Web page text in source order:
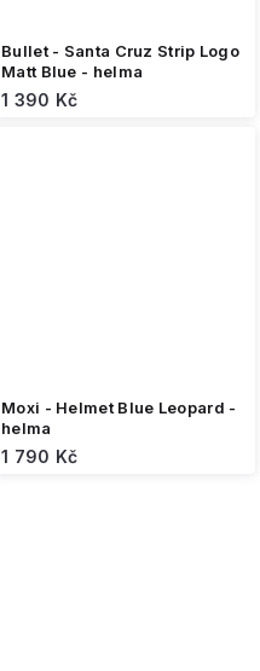
Bullet - Santa Cruz Strip Logo
Matt Blue - helma
1 390 Kč
Moxi - Helmet Blue Leopard -
helma
1 790 Kč